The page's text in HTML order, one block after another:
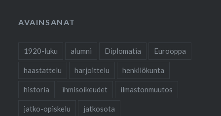
AVAINSANAT
1920-luku alumni Diplomatia Eurooppa
haastattelu harjoittelu henkilökunta
historia ihmisoikeudet ilmastonmuutos
jatko-opiskelu jatkosota